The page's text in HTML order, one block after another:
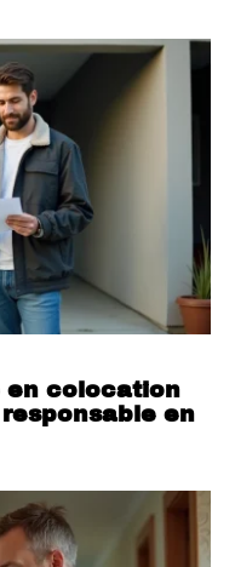
en colocation
en